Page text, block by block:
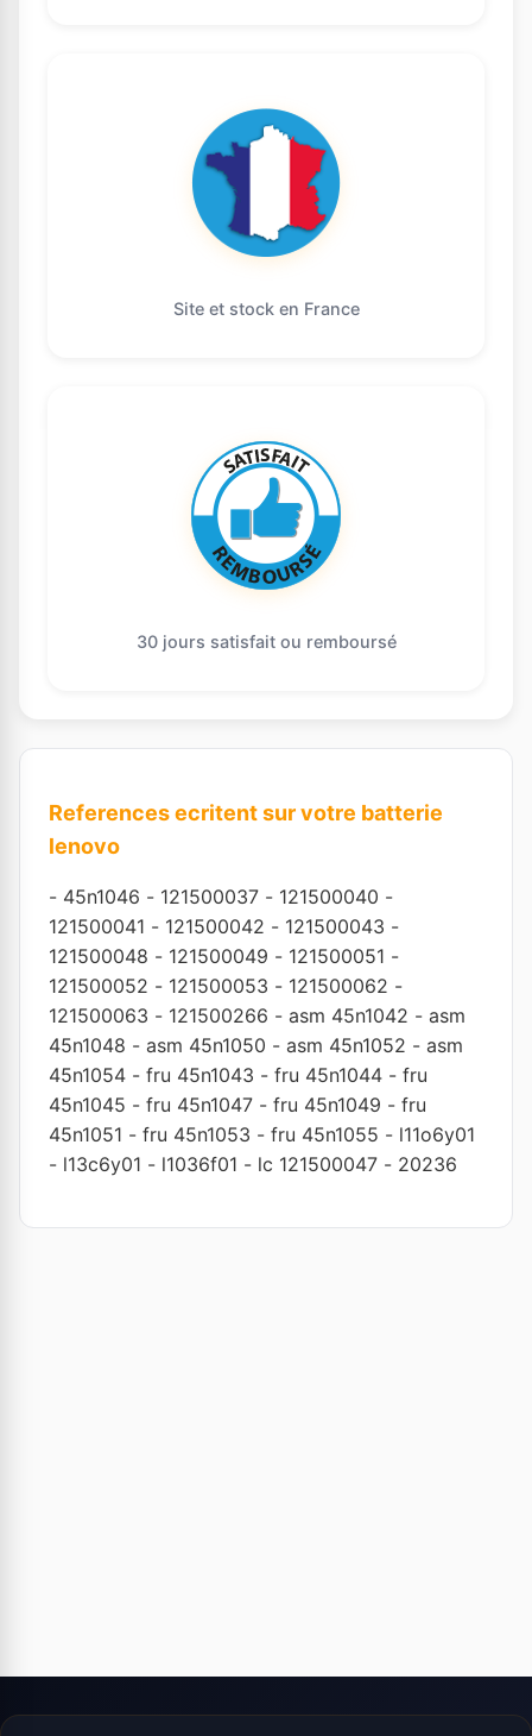
Site et stock en France
30 jours satisfait ou remboursé
References ecritent sur votre batterie
lenovo
- 45n1046 - 121500037 - 121500040 -
121500041 - 121500042 - 121500043 -
121500048 - 121500049 - 121500051 -
121500052 - 121500053 - 121500062 -
121500063 - 121500266 - asm 45n1042 - asm
45n1048 - asm 45n1050 - asm 45n1052 - asm
45n1054 - fru 45n1043 - fru 45n1044 - fru
45n1045 - fru 45n1047 - fru 45n1049 - fru
45n1051 - fru 45n1053 - fru 45n1055 - l11o6y01
- l13c6y01 - l1036f01 - lc 121500047 - 20236